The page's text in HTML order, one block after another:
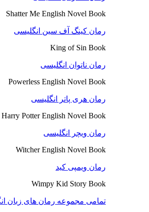
Shatter Me English Novel Book
رمان کینگ آف سین انگلیسی
King of Sin Book
رمان ناتوان انگلیسی
Powerless English Novel Book
رمان هری پاتر انگلیسی
Harry Potter English Novel Book
رمان ویچر انگلیسی
Witcher English Novel Book
رمان ویمپی کید
Wimpy Kid Story Book
تمامی مجموعه رمان های زبان